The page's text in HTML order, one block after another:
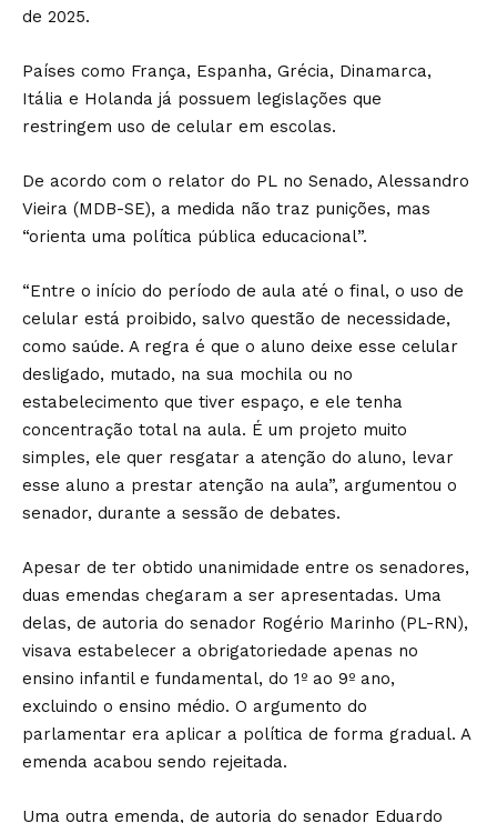
de 2025.
Países como França, Espanha, Grécia, Dinamarca,
Itália e Holanda já possuem legislações que
restringem uso de celular em escolas.
De acordo com o relator do PL no Senado, Alessandro
Vieira (MDB-SE), a medida não traz punições, mas
“orienta uma política pública educacional”.
“Entre o início do período de aula até o final, o uso de
celular está proibido, salvo questão de necessidade,
como saúde. A regra é que o aluno deixe esse celular
desligado, mutado, na sua mochila ou no
estabelecimento que tiver espaço, e ele tenha
concentração total na aula. É um projeto muito
simples, ele quer resgatar a atenção do aluno, levar
esse aluno a prestar atenção na aula”, argumentou o
senador, durante a sessão de debates.
Apesar de ter obtido unanimidade entre os senadores,
duas emendas chegaram a ser apresentadas. Uma
delas, de autoria do senador Rogério Marinho (PL-RN),
visava estabelecer a obrigatoriedade apenas no
ensino infantil e fundamental, do 1º ao 9º ano,
excluindo o ensino médio. O argumento do
parlamentar era aplicar a política de forma gradual. A
emenda acabou sendo rejeitada.
Uma outra emenda, de autoria do senador Eduardo